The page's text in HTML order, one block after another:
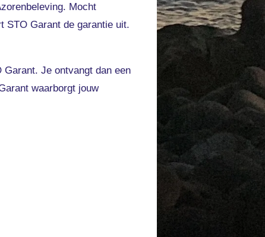
Mocht
STO Garant de garantie uit.
Je ontvangt dan een
waarborgt jouw